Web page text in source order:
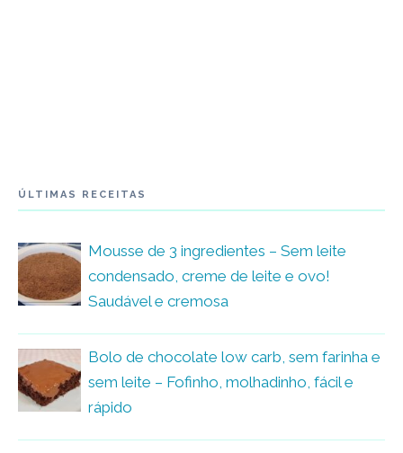
ÚLTIMAS RECEITAS
Mousse de 3 ingredientes – Sem leite
condensado, creme de leite e ovo!
Saudável e cremosa
Bolo de chocolate low carb, sem farinha e
sem leite – Fofinho, molhadinho, fácil e
rápido